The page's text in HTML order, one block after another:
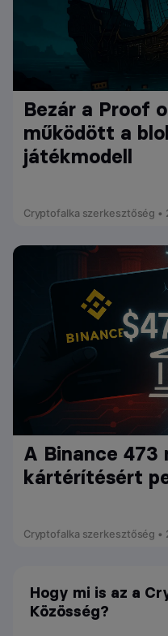
Bezár a Proof
működött a
játékmodell
Cryptofalka szerkesztőség •
A Binance 473
kártérítésért
Cryptofalka szerkesztőség •
Hogy mi is az a
Közösség?